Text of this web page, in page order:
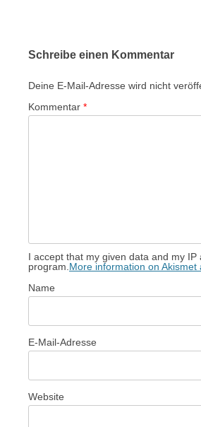
Schreibe einen Kommentar
Deine E-Mail-Adresse wird nicht
Kommentar *
I accept that my given data and my
program. More information on Akismet
Name
E-Mail-Adresse
Website